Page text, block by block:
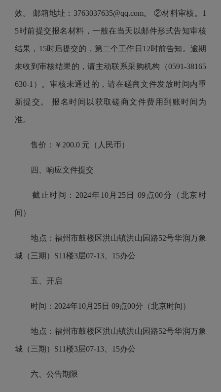
效。 邮箱地址：3763037635@qq.com。 ②材料审核。1
5时前提交报名材料，一般在当天以邮件形式告知审核
结果，15时后提交的，第二个工作日12时前告知。逾期
未收到审核结果的，请主动联系采购机构（0591-38165
630-1）。审核未通过的，请在磋商文件发放时间内重
新提交。 报名时间以获取磋商文件费用到账时间为
准。
售价：￥200.0 元（人民币）
四、响应文件提交
截止时间：2024年10月 25日 09点00分（北京时
间）
地点：福州市鼓楼区洪山镇洪山园路52号华润万象
城（三期）S11楼3层07-13、15办公
五、开启
时间：2024年10月 25日 09点00分（北京时间）
地点：福州市鼓楼区洪山镇洪山园路52号华润万象
城（三期）S11楼3层07-13、15办公
六、公告期限